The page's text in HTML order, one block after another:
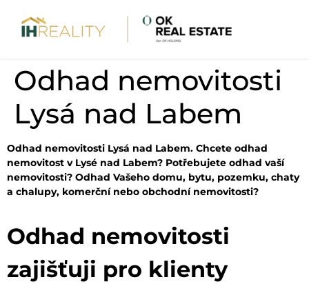
Odhad nemovitosti
Lysá nad Labem
Odhad nemovitosti Lysá nad Labem. Chcete odhad
nemovitost v Lysé nad Labem? Potřebujete odhad vaší
nemovitosti? Odhad Vašeho domu, bytu, pozemku, chaty
a chalupy, komerční nebo obchodní nemovitosti?
Odhad nemovitosti
zajišťuji pro klienty